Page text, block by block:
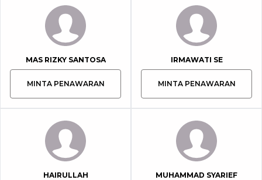
MAS RIZKY SANTOSA
MINTA PENAWARAN
IRMAWATI SE
MINTA PENAWARAN
HAIRULLAH MUHAMMAD SYARIEF